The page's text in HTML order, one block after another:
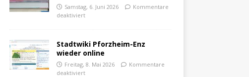
Samstag, 6. Juni 2026
Kommentare
deaktiviert
Stadtwiki Pforzheim-Enz
wieder online
Freitag, 8. Mai 2026
Kommentare
deaktiviert